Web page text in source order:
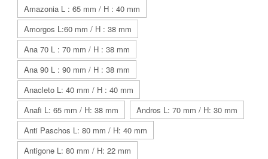
Amazonia L : 65 mm / H : 40 mm
Amorgos L:60 mm / H : 38 mm
Ana 70 L : 70 mm / H : 38 mm
Ana 90 L : 90 mm / H : 38 mm
Anacleto L: 40 mm / H : 40 mm
Anafi L: 65 mm / H: 38 mm
Andros L: 70 mm / H: 30 mm
Anti Paschos L: 80 mm / H: 40 mm
Antigone L: 80 mm / H: 22 mm